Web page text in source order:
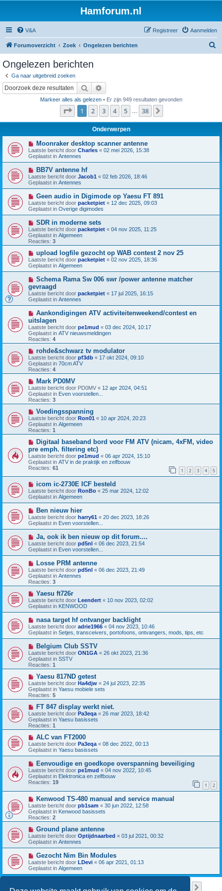
Hamforum.nl
V&A Aanmelden
Registreer
Forumoverzicht Zoek Ongelezen berichten
Ongelezen berichten
Ga naar uitgebreid zoeken
Zoek
Markeer alles als gelezen• Er zijn 949 resultaten gevonden
Pagina van 38
1 2 3 4 5 38
Onderwerpen
N
i
e
u
w
b
e
r
i
c
h
t
Moonraker desktop scanner antenne
Laatste bericht door Charles « 02 mei 2026, 15:38
Geplaatst in Antennes
N
i
e
u
w
b
e
r
i
c
h
t
BB7V antenne hf
Laatste bericht door Jacob1 « 02 feb 2026, 18:46
Geplaatst in Antennes
N
i
e
u
w
b
e
r
i
h
t
Geen audio in Digimode op Yaesu FT 891
Laatste bericht door packetpiet « 12 dec 2025, 09:03
Geplaatst in Overige digimodes
N
i
e
u
w
b
e
r
i
h
t
SDR in moderne sets
Laatste bericht door packetpiet « 04 nov 2025, 11:25
Geplaatst in Algemeen
Reacties: 3
N
i
e
u
w
b
e
r
i
c
t
upload logfile gezocht op WAB contest 2 nov 25
Laatste bericht door packetpiet « 02 nov 2025, 18:36
Geplaatst in Algemeen
N
e
u
w
b
e
r
i
c
h
t
Schema Rama Sw 006 swr /power antenne matcher
gevraagd
Laatste bericht door packetpiet « 17 jul 2025, 16:15
Geplaatst in Antennes
N
i
e
u
w
b
i
c
h
Aankondigingen ATV activiteitenweekend/contest en
uitslagen
Laatste bericht door pe1mud « 03 dec 2024, 10:17
Geplaatst in ATV nieuwsmeldingen
Reacties: 4
N
i
e
u
w
b
e
r
i
c
h
rohde&schwarz tv modulator
Laatste bericht door pf3db « 17 okt 2024, 09:10
Geplaatst in 70cm ATV
Reacties: 4
N
i
e
u
w
b
r
i
c
h
Mark PD0MV
Laatste bericht door PD0MV « 12 apr 2024, 04:51
Geplaatst in Even voorstellen...
Reacties: 3
N
i
e
u
w
b
e
r
i
c
h
t
Voedingsspanning
Laatste bericht door Ron01 « 10 apr 2024, 20:23
Geplaatst in Algemeen
Reacties: 1
N
e
u
w
b
e
c
h
Digitaal baseband bord voor FM ATV (nicam, 4xFM, video
pre emph. filtering etc)
Laatste bericht door pe1mud « 06 apr 2024, 15:10
Geplaatst in ATV in de praktijk en zelfbouw
Reacties: 61 1 2 3 4 5
N
i
e
u
w
b
e
r
i
c
h
t
icom ic-2730E ICF besteld
Laatste bericht door RonBo « 25 mar 2024, 12:02
Geplaatst in Algemeen
N
i
e
u
w
b
e
r
i
h
t
Ben nieuw hier
Laatste bericht door harry61 « 20 dec 2023, 18:26
Geplaatst in Even voorstellen...
N
i
e
u
w
b
e
r
i
t
Ja, ook ik ben nieuw op dit forum....
Laatste bericht door pd5nl « 06 dec 2023, 21:54
Geplaatst in Even voorstellen...
N
i
e
u
w
b
r
i
h
t
Losse PRM antenne
Laatste bericht door pd5nl « 06 dec 2023, 21:49
Geplaatst in Antennes
Reacties: 3
N
i
e
u
b
e
r
i
h
t
Yaesu ft726r
Laatste bericht door Leendert « 10 nov 2023, 02:02
Geplaatst in KENWOOD
N
i
e
u
w
b
e
r
i
t
nasa target hf ontvanger backlight
Laatste bericht door adrie1966 « 04 nov 2023, 10:46
Geplaatst in Setjes, transceivers, portofoons, ontvangers, mods, tips, etc
N
i
e
u
w
b
r
i
c
h
Belgium Club SSTV
Laatste bericht door ON1GA « 26 okt 2023, 21:36
Geplaatst in SSTV
Reacties: 1
N
i
e
u
w
b
e
r
i
c
Yaesu 817ND getest
Laatste bericht door Ha4djw « 24 jul 2023, 22:35
Geplaatst in Yaesu mobiele sets
Reacties: 5
N
i
e
u
w
e
r
i
h
t
FT 847 display werkt niet.
Laatste bericht door Pa3eqa « 26 mar 2023, 18:42
Geplaatst in Yaesu basissets
Reacties: 1
N
i
e
u
w
b
e
r
i
h
ALC van FT2000
Laatste bericht door Pa3eqa « 08 dec 2022, 00:13
Geplaatst in Yaesu basissets
N
i
e
u
w
b
e
r
i
c
h
Eenvoudige en goedkope overspanning beveiliging
Laatste bericht door pe1mud « 04 nov 2022, 10:45
Geplaatst in Elektronica en zelfbouw
Reacties: 19 1 2
N
i
e
u
w
b
r
i
h
t
Kenwood TS-480 manual and service manual
Laatste bericht door pb1sam « 30 jun 2022, 12:58
Geplaatst in Kenwood basissets
Reacties: 2
N
i
e
u
w
b
e
r
i
Ground plane antenne
Laatste bericht door Optijdnaarbed « 03 jul 2021, 00:32
Geplaatst in Antennes
N
i
e
u
w
Gezocht Nim Bin Modules
Laatste bericht door LDevi « 06 apr 2021, 01:13
Geplaatst in Algemeen
Er zijn 949 resultaten gevonden van
1 2 3 4 5 …